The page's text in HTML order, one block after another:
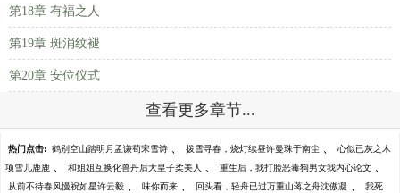
第18章 有福之人
第19章 斑消纹褪
第20章 安位仪式
查看更多章节...
热门点击: 鹤别空山踏明月孟谦荀宋雪诗 、 拨雪寻春，烧灯续昼许曼珠于南尘 、 心似已灰之木
项雪儿鹿鹿 、 和姐姐互换化兽丹后大皇子柔美人 、 重生后，我打脸恶毒狗男女我内心论文 、
从前不待春风慢祝如星许云毅 、 味你而来 、 回头看，轻舟已过万重山蒋之舟沈傲凝 、 我死